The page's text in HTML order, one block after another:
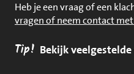
Heb je een vraag of een
vragen of neem contact
Tip! Bekijk veelgestelde